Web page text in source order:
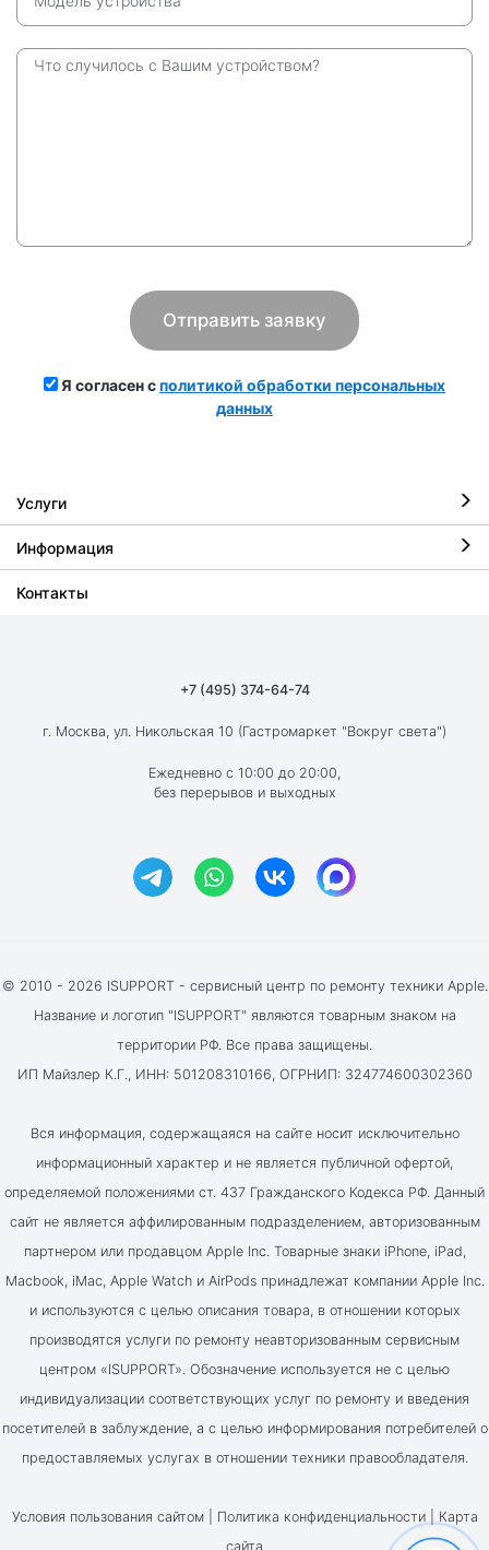
Я согласен сполитикой обработки персональных
данных
Услуги
Ремонт iPhone
Ремонт iPad
Ремонт AirPods
Информация
О компании
Вакансии
Акции и скидки
Контакты
+7 (495) 374-64-74
г. Москва, ул. Никольская 10 (Гастромаркет "Вокруг света")
Ежедневно с 10:00 до 20:00,
без перерывов и выходных
© 2010 - 2026 ISUPPORT - сервисный центр по ремонту техники Apple.
Название и логотип "ISUPPORT" являются товарным знаком на
территории РФ. Все права защищены.
ИП Майзлер К.Г., ИНН: 501208310166, ОГРНИП: 324774600302360
Вся информация, содержащаяся на сайте носит исключительно
информационный характер и не является публичной офертой,
определяемой положениями ст. 437 Гражданского Кодекса РФ. Данный
сайт не является аффилированным подразделением, авторизованным
партнером или продавцом Apple Inc. Товарные знаки iPhone, iPad,
Macbook, iMac, Apple Watch и AirPods принадлежат компании Apple Inc.
и используются с целью описания товара, в отношении которых
производятся услуги по ремонту неавторизованным сервисным
центром «ISUPPORT». Обозначение используется не с целью
индивидуализации соответствующих услуг по ремонту и введения
посетителей в заблуждение, а с целью информирования потребителей о
предоставляемых услугах в отношении техники правообладателя.
Условия пользования сайтом | Политика конфиденциальности| Карта
сайта